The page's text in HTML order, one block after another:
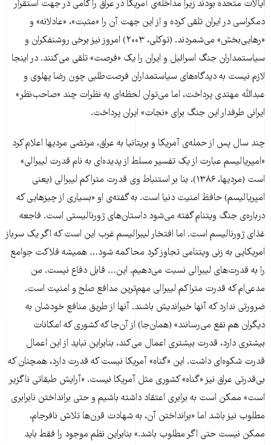
ایالات متحده بودند زیرا مداخله‌ی آمریکا در عراق را گامی در جهت استقرار
دمکراسی در ایران تلقی کرده و از این جهت آن را «مثبت»، «عادلانه» و
«رهایی‌بخش» می‌شمردند. (توکلی، ۲۰۰۳) امروز نیز برخی روشنفکران و
سیاستمداران جنگ اسرائیل و ایران را یک «فرصت» تلقی می‌کنند. در اینجا
لازم نیست به دیدگاه‌های سیاستمداران فرصت‌طلبی چون رضا پهلوی و
عبدالله مهتدی پرداخت، اما می‌توان لحظه‌ای به نظرات چند «صاحب‌نظر»
ایرانی طرفدار این جنگ برای «نجات» ایران پرداخت.
چند سال پس از حمله‌ی آمریکا و بریتانیا به عراق، مرتضی مردیها اعلام کرد
«امپریالیسم عبارت از یک تفسیر مسلط از پدیده‌ای به نام قدرت لیبرالی»
است (مردیها، ۱۳۸۶). بنا بر استنباط وی قدرت متراکم لیبرالی (یعنی
امپریالیسم) حافظ امنیت دنیا است. به گفته‌ی او «بسیاری از چیزهایی که
درباره‌ی جنگ ویتنام گفته می‌شود داستان‌های ژورنالیستی است. فاجعه
غذای ژورنالیسم است. اما افتخار لیبرالیسم غرب این است که اگر یک سرباز
امریکایی به زنی ویتنامی تجاوز کرد محاکمه شود… همیشه فلاکت جوامع
را به قدرت‌های لیبرالی نسبت می‌دهیم. این… قابل دفاع نیست. من
مدعی‌ام که قدرت متراکم لیبرالی مهم‌ترین مدافع صلح و امنیت است.
ضرورتی ندارد که آنها خیراندیش باشند. آنها از طریق منافع خودشان به
دیگران هم نفع می‌رسانند» (همان‌جا) از آن‌جا که کشوری که امکانات
بیشتری دارد، قدرت بیشتری اعمال می‌کند، بنابراین نباید از این اعمال
قدرت شکوه‌ای داشت. این «گناه» آمریکا نیست که قدرت دارد، همچنان که
بی‌قدرتی عراق نیز «گناه» کشوری مثل آمریکا نیست. «آرایش طبقاتی ناگزیر
است» ممکن است به برابری اعتقاد داشته باشیم و حتی برانداختن نابرابری
مطلوب نیز باشد اما «برانداختن آن، به شهادت قرن‌ها تلاش نافرجام،
ممکن نیست حتی اگر مطلوب باشد.» بنابراین نظم موجود را فقط باید